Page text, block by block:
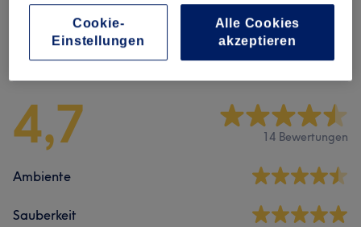
Salonbewertungen
4,7 14 Bewertungen
Ambiente
Sauberkeit
Cookie-
Einstellungen
Alle Cookies
akzeptieren